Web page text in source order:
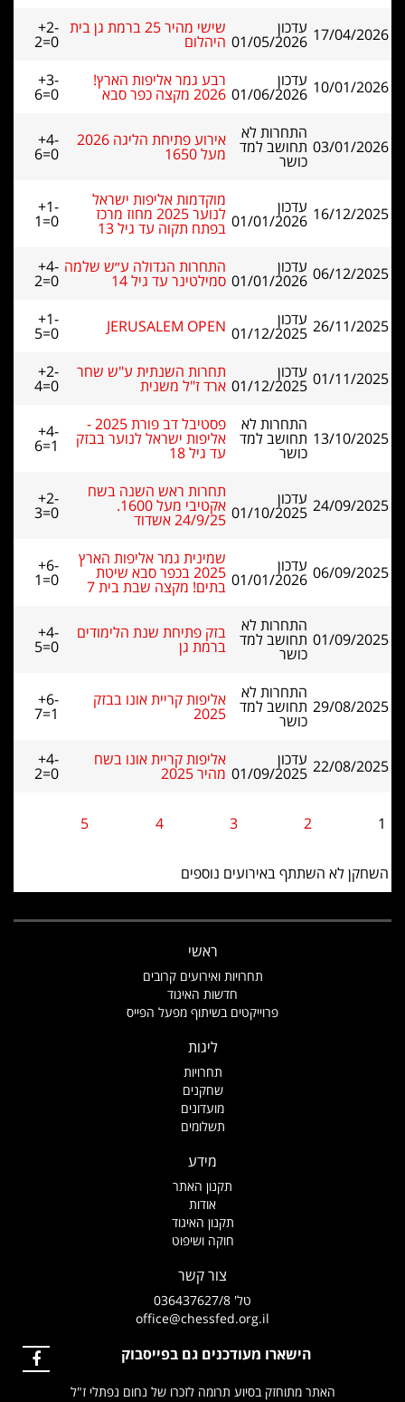
17/04/2026 עדכון
01/05/2026
שישי מהיר 25 ברמת גן בית
היהלום
+2-
2=0
10/01/2026 עדכון
01/06/2026
רבע גמר אליפות הארץ!
2026 מקצה כפר סבא
+3-
6=0
03/01/2026
התחרות לא
תחושב למד
כושר
אירוע פתיחת הליגה 2026
מעל 1650
+4-
6=0
16/12/2025 עדכון
01/01/2026
מוקדמות אליפות ישראל
לנוער 2025 מחוז מרכז
בפתח תקוה עד גיל 13
+1-
1=0
06/12/2025 עדכון
01/01/2026
התחרות הגדולה ע״ש שלמה
סמילטינר עד גיל 14
+4-
2=0
26/11/2025 עדכון
01/12/2025
JERUSALEM OPEN
+1-
5=0
01/11/2025 עדכון
01/12/2025
תחרות השנתית ע"ש שחר
ארד ז"ל משנית
+2-
4=0
13/10/2025
התחרות לא
תחושב למד
כושר
פסטיבל דב פורת 2025 -
אליפות ישראל לנוער בבזק
עד גיל 18
+4-
6=1
24/09/2025 עדכון
01/10/2025
תחרות ראש השנה בשח
אקטיבי מעל 1600.
24/9/25 אשדוד
+2-
3=0
06/09/2025 עדכון
01/01/2026
שמינית גמר אליפות הארץ
2025 בכפר סבא שיטת
בתים! מקצה שבת בית 7
+6-
1=0
01/09/2025
התחרות לא
תחושב למד
כושר
בזק פתיחת שנת הלימודים
ברמת גן
+4-
5=0
29/08/2025
התחרות לא
תחושב למד
כושר
אליפות קריית אונו בבזק
2025
+6-
7=1
22/08/2025 עדכון
01/09/2025
אליפות קריית אונו בשח
מהיר 2025
+4-
2=0
1
2
3
4
5
השחקן לא השתתף באירועים נוספים
ראשי
תחרויות ואירועים קרובים
חדשות האיגוד
פרוייקטים בשיתוף מפעל הפייס
ליגות
תחרויות
שחקנים
מועדונים
תשלומים
מידע
תקנון האתר
אודות
תקנון האיגוד
חוקה ושיפוט
צור קשר
טל' 036437627/8
office@chessfed.org.il
הישארו מעודכנים גם בפייסבוק
האתר מתוחזק בסיוע תרומה לזכרו של נחום נפתלי ז"ל